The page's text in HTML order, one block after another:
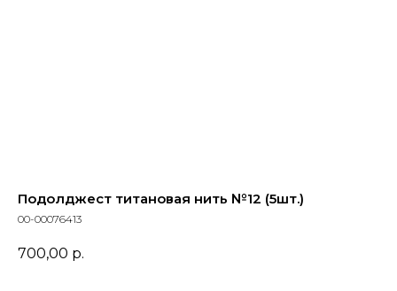
Подолджест титановая нить №12 (5шт.)
00-00076413
700,00 р.